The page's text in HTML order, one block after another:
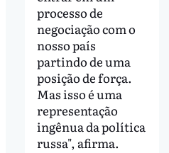
processo de
negociação com o
nosso país
partindo de uma
posição de força.
Mas isso é uma
representação
ingênua da política
russa", afirma.